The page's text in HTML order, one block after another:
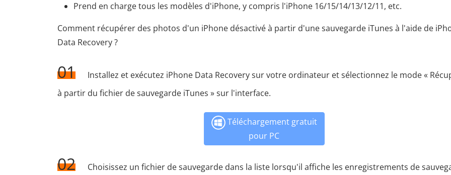
Prend en charge tous les modèles d'iPhone, y compris l'iPhone 16/15/14/13/12/11, etc.
Comment récupérer des photos d'un iPhone désactivé à partir d'une sauvegarde iTunes à l'aide de
Data Recovery ?
01
Installez et exécutez iPhone Data Recovery sur votre ordinateur et sélectionnez le mode «
à partir du fichier de sauvegarde iTunes » sur l'interface.
Téléchargement gratuit
pour PC
02
Choisissez un fichier de sauvegarde dans la liste lorsqu'il affiche les enregistrements de